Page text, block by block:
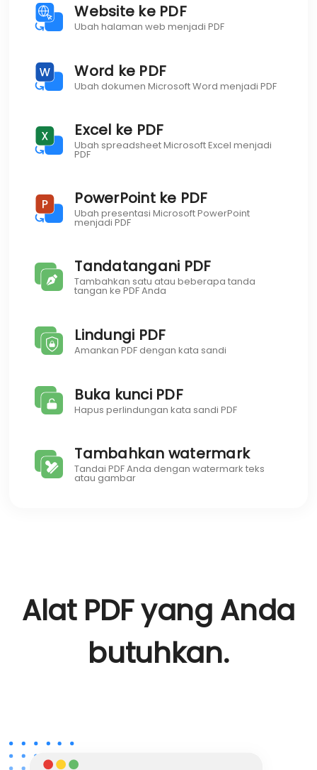
Website ke PDF
Ubah halaman web menjadi PDF
Word ke PDF
Ubah dokumen Microsoft Word menjadi PDF
Excel ke PDF
Ubah spreadsheet Microsoft Excel menjadi
PDF
PowerPoint ke PDF
Ubah presentasi Microsoft PowerPoint
menjadi PDF
Tandatangani PDF
Tambahkan satu atau beberapa tanda
tangan ke PDF Anda
Lindungi PDF
Amankan PDF dengan kata sandi
Buka kunci PDF
Hapus perlindungan kata sandi PDF
Tambahkan watermark
Tandai PDF Anda dengan watermark teks
atau gambar
Alat PDF yang Anda
butuhkan.